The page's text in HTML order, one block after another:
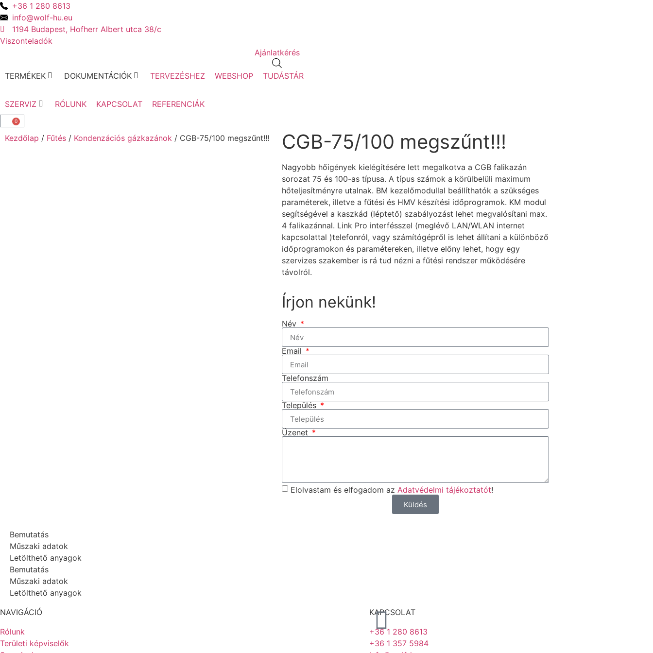
+36 1 280 8613
info@wolf-hu.eu
1194 Budapest, Hofherr Albert utca 38/c
Viszonteladók
Ajánlatkérés
TERMÉKEK DOKUMENTÁCIÓK TERVEZÉSHEZ WEBSHOP TUDÁSTÁR
SZERVIZ RÓLUNK KAPCSOLAT REFERENCIÁK
0
Kezdőlap / Fűtés / Kondenzációs gázkazánok / CGB-75/100 megszűnt!!! CGB-75/100 megszűnt!!!
Nagyobb hőigények kielégítésére lett megalkotva a CGB falikazán
sorozat 75 és 100-as típusa. A típus számok a körülbelüli maximum
hőteljesítményre utalnak. BM kezelőmodullal beállíthatók a szükséges
paraméterek, illetve a fűtési és HMV készítési időprogramok. KM modul
segítségével a kaszkád (léptető) szabályozást lehet megvalósítani max.
4 falikazánnal. Link Pro interfésszel (meglévő LAN/WLAN internet
kapcsolattal )telefonról, vagy számítógépről is lehet állítani a különböző
időprogramokon és paramétereken, illetve előny lehet, hogy egy
szervizes szakember is rá tud nézni a fűtési rendszer működésére
távolról.
Írjon nekünk!
Név
Email
Telefonszám
Település
Üzenet
Elolvastam és elfogadom az Adatvédelmi tájékoztatót!
Küldés
Bemutatás
Műszaki adatok
Letölthető anyagok
Bemutatás
Műszaki adatok
Letölthető anyagok
NAVIGÁCIÓ
Rólunk
Területi képviselők
KAPCSOLAT
+36 1 280 8613
+36 1 357 5984